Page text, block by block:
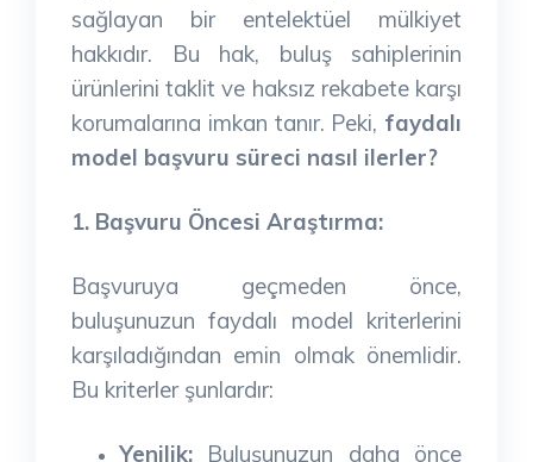
sağlayan bir entelektüel mülkiyet
hakkıdır. Bu hak, buluş sahiplerinin
ürünlerini taklit ve haksız rekabete karşı
korumalarına imkan tanır. Peki, faydalı
model başvuru süreci nasıl ilerler?
1. Başvuru Öncesi Araştırma:
Başvuruya geçmeden önce,
buluşunuzun faydalı model kriterlerini
karşıladığından emin olmak önemlidir.
Bu kriterler şunlardır:
Yenilik: Buluşunuzun daha önce